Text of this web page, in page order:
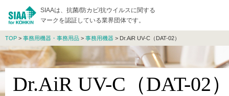
SIAAは、抗菌/防カビ/抗ウイルスに関する
マークを認証している業界団体です。
TOP > 事務用機器・事務用品 > 事務用機器 > Dr.AiR UV-C（DAT-02）
Dr.AiR UV-C（DAT-02